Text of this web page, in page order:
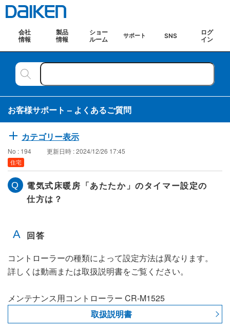
会社
情報
製品
情報
ショー
ルーム
サポート SNS
ログ
イン
お客様サポート – よくあるご質問
カテゴリー表示
No : 194 更新日時 : 2024/12/26 17:45
住宅
電気式床暖房「あたたか」のタイマー設定の
仕方は？
コントローラーの種類によって設定方法は異なります。
詳しくは動画または取扱説明書をご覧ください。
メンテナンス用コントローラー CR-M1525
取扱説明書